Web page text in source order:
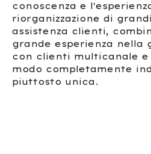
conoscenza e
riorganizzazione di
assistenza clienti,
grande esperienza
con clienti multicanale
modo completamente
piuttosto unica.